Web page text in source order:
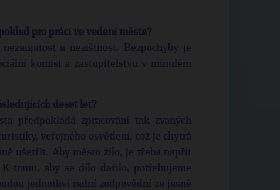
pro práci ve vedení města?
a nezištnost. Bezpochyby je
komisi a zastupitelstvu v minulém
deset let?
předpokládá zpracování tak zvaných
veřejného osvětlení, což je chytrá
ušetřit. Aby město žilo, je třeba napřít
tomu, aby se dílo dařilo, potřebujeme
jednotliví radní zodpovědní za jasně